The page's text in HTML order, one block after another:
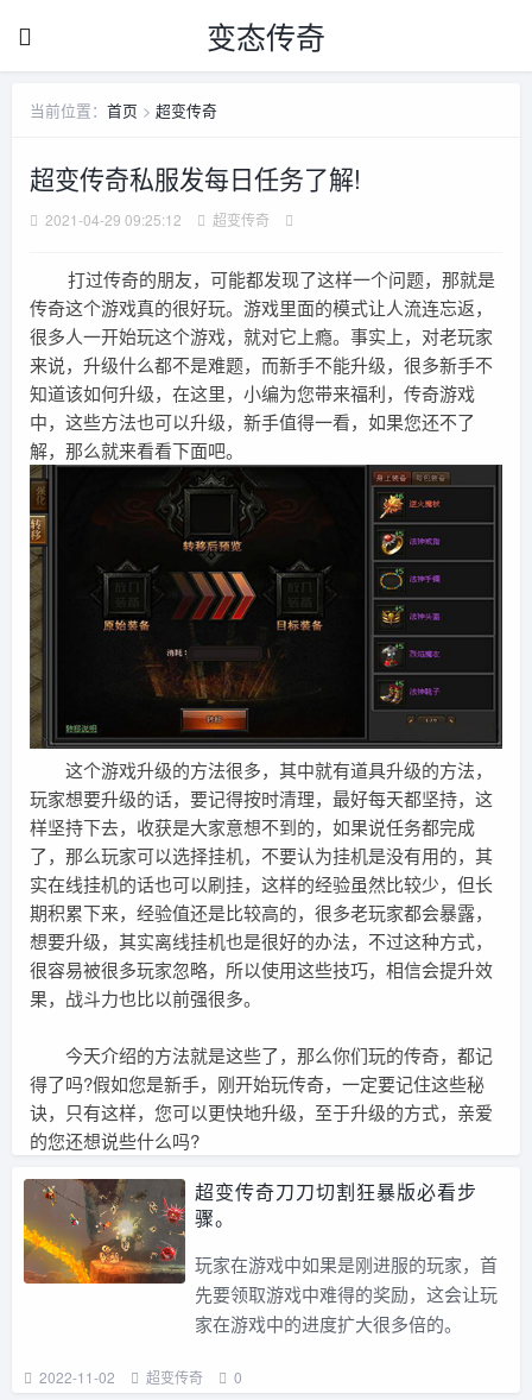
变态传奇
当前位置： 首页 > 超变传奇
超变传奇私服发每日任务了解!
2021-04-29 09:25:12 超变传奇
打过传奇的朋友，可能都发现了这样一个问题，那就是
传奇这个游戏真的很好玩。游戏里面的模式让人流连忘返，
很多人一开始玩这个游戏，就对它上瘾。事实上，对老玩家
来说，升级什么都不是难题，而新手不能升级，很多新手不
知道该如何升级，在这里，小编为您带来福利，传奇游戏
中，这些方法也可以升级，新手值得一看，如果您还不了
解，那么就来看看下面吧。
这个游戏升级的方法很多，其中就有道具升级的方法，
玩家想要升级的话，要记得按时清理，最好每天都坚持，这
样坚持下去，收获是大家意想不到的，如果说任务都完成
了，那么玩家可以选择挂机，不要认为挂机是没有用的，其
实在线挂机的话也可以刷挂，这样的经验虽然比较少，但长
期积累下来，经验值还是比较高的，很多老玩家都会暴露，
想要升级，其实离线挂机也是很好的办法，不过这种方式，
很容易被很多玩家忽略，所以使用这些技巧，相信会提升效
果，战斗力也比以前强很多。
今天介绍的方法就是这些了，那么你们玩的传奇，都记
得了吗?假如您是新手，刚开始玩传奇，一定要记住这些秘
诀，只有这样，您可以更快地升级，至于升级的方式，亲爱
的您还想说些什么吗?
超变传奇刀刀切割狂暴版必看步
骤。
玩家在游戏中如果是刚进服的玩家，首
先要领取游戏中难得的奖励，这会让玩
家在游戏中的进度扩大很多倍的。
2022-11-02 超变传奇 0